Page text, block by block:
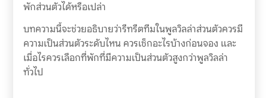
พักส่วนตัวได้หรือเปล่า
บทความนี้จะช่วยอธิบายว่ารีทรีตทีมในพูลวิลล่าส่วนตัวควรมี
ความเป็นส่วนตัวระดับไหน ควรเช็กอะไรบ้างก่อนจอง และ
เมื่อไรควรเลือกที่พักที่มีความเป็นส่วนตัวสูงกว่าพูลวิลล่า
ทั่วไป